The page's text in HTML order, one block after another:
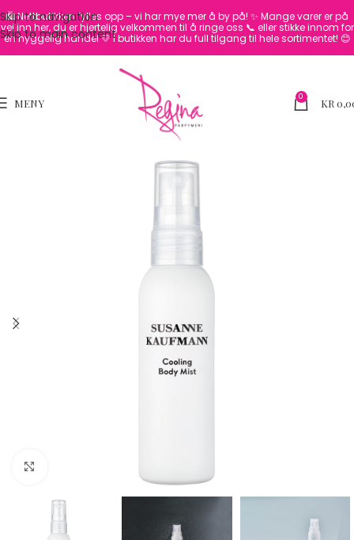
Skip to navigation
Skip to main content
🛍️ Nettbutikken fylles opp – vi har mye mer å by på! ✨ Mange varer er på
vei inn her, du er hjertelig velkommen til å ringe oss 📞 eller stikke innom for
en hyggelig handel 💛I butikken har du full tilgang til hele sortimentet! 😊
MENY 0 KR